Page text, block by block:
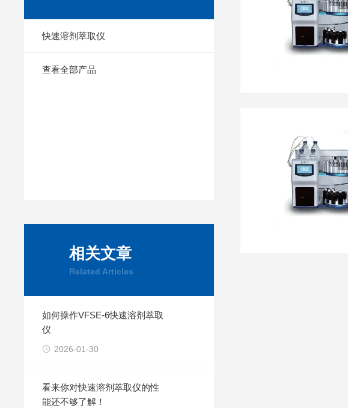
快速溶剂萃取仪
查看全部产品
相关文章
Related Articles
如何操作VFSE-6快速溶剂萃取
仪
2026-01-30
看来你对快速溶剂萃取仪的性
能还不够了解！